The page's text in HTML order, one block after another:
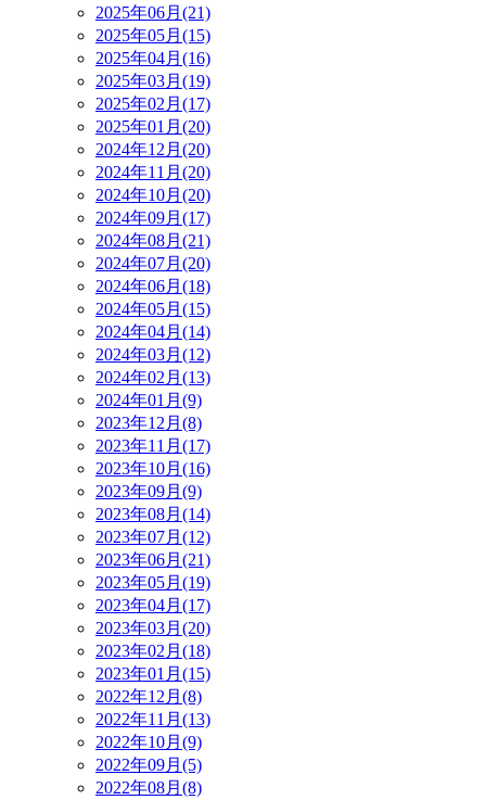
2025年06月(21)
2025年05月(15)
2025年04月(16)
2025年03月(19)
2025年02月(17)
2025年01月(20)
2024年12月(20)
2024年11月(20)
2024年10月(20)
2024年09月(17)
2024年08月(21)
2024年07月(20)
2024年06月(18)
2024年05月(15)
2024年04月(14)
2024年03月(12)
2024年02月(13)
2024年01月(9)
2023年12月(8)
2023年11月(17)
2023年10月(16)
2023年09月(9)
2023年08月(14)
2023年07月(12)
2023年06月(21)
2023年05月(19)
2023年04月(17)
2023年03月(20)
2023年02月(18)
2023年01月(15)
2022年12月(8)
2022年11月(13)
2022年10月(9)
2022年09月(5)
2022年08月(8)